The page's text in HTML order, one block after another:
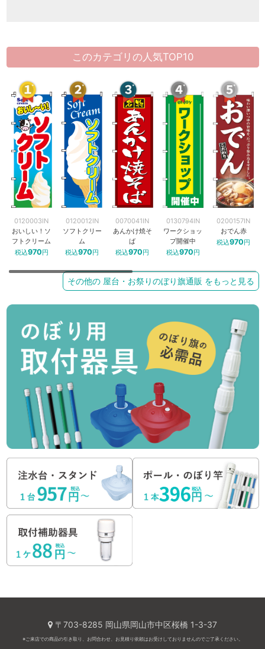
このカテゴリの人気TOP10
0120003IN
おいしい！ソ
フトクリーム
税込970円
0120012IN
ソフトクリー
ム
税込970円
0070041IN
あんかけ焼そ
ば
税込970円
0130794IN
ワークショッ
プ開催中
税込970円
0200157IN
おでん赤
税込970円
その他の 屋台・お祭りのぼり旗通販 をもっと見る
〒703-8285 岡山県岡山市中区桜橋 1-3-37
※ご来店での商品の引き取り、お問合わせ、お見積り依頼はお受けしておりませんのでご了承ください。